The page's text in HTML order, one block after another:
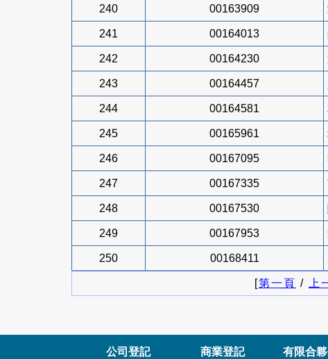
240 00163909
241 00164013
242 00164230
243 00164457
244 00164581
245 00165961
246 00167095
247 00167335
248 00167530
249 00167953
250 00168411
[第一頁 / 上
公司登記 商業登記 有限合